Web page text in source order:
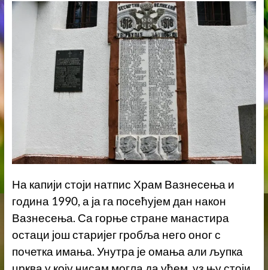
На капији стоји натпис Храм Вазнесења и
година 1990, а ја га посећујем дан након
Вазнесења. Са горње стране манастира
остаци још старијег гробља него оног с
почетка имања. Унутра је омања али љупка